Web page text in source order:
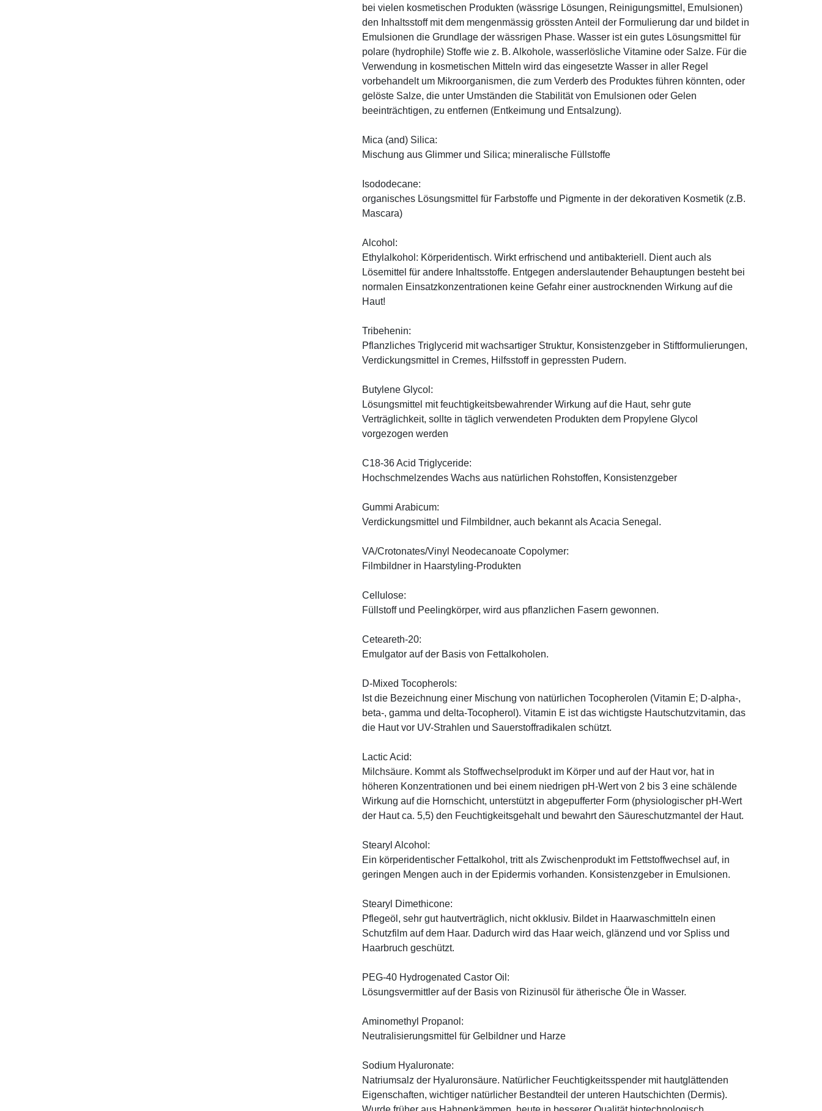
bei vielen kosmetischen Produkten (wässrige Lösungen, Reinigungsmittel, Emulsionen)
den Inhaltsstoff mit dem mengenmässig grössten Anteil der Formulierung dar und bildet in
Emulsionen die Grundlage der wässrigen Phase. Wasser ist ein gutes Lösungsmittel für
polare (hydrophile) Stoffe wie z. B. Alkohole, wasserlösliche Vitamine oder Salze. Für die
Verwendung in kosmetischen Mitteln wird das eingesetzte Wasser in aller Regel
vorbehandelt um Mikroorganismen, die zum Verderb des Produktes führen könnten, oder
gelöste Salze, die unter Umständen die Stabilität von Emulsionen oder Gelen
beeinträchtigen, zu entfernen (Entkeimung und Entsalzung).
Mica (and) Silica:
Mischung aus Glimmer und Silica; mineralische Füllstoffe
Isododecane:
organisches Lösungsmittel für Farbstoffe und Pigmente in der dekorativen Kosmetik (z.B.
Mascara)
Alcohol:
Ethylalkohol: Körperidentisch. Wirkt erfrischend und antibakteriell. Dient auch als
Lösemittel für andere Inhaltsstoffe. Entgegen anderslautender Behauptungen besteht bei
normalen Einsatzkonzentrationen keine Gefahr einer austrocknenden Wirkung auf die
Haut!
Tribehenin:
Pflanzliches Triglycerid mit wachsartiger Struktur, Konsistenzgeber in Stiftformulierungen,
Verdickungsmittel in Cremes, Hilfsstoff in gepressten Pudern.
Butylene Glycol:
Lösungsmittel mit feuchtigkeitsbewahrender Wirkung auf die Haut, sehr gute
Verträglichkeit, sollte in täglich verwendeten Produkten dem Propylene Glycol
vorgezogen werden
C18-36 Acid Triglyceride:
Hochschmelzendes Wachs aus natürlichen Rohstoffen, Konsistenzgeber
Gummi Arabicum:
Verdickungsmittel und Filmbildner, auch bekannt als Acacia Senegal.
VA/Crotonates/Vinyl Neodecanoate Copolymer:
Filmbildner in Haarstyling-Produkten
Cellulose:
Füllstoff und Peelingkörper, wird aus pflanzlichen Fasern gewonnen.
Ceteareth-20:
Emulgator auf der Basis von Fettalkoholen.
D-Mixed Tocopherols:
Ist die Bezeichnung einer Mischung von natürlichen Tocopherolen (Vitamin E; D-alpha-,
beta-, gamma und delta-Tocopherol). Vitamin E ist das wichtigste Hautschutzvitamin, das
die Haut vor UV-Strahlen und Sauerstoffradikalen schützt.
Lactic Acid:
Milchsäure. Kommt als Stoffwechselprodukt im Körper und auf der Haut vor, hat in
höheren Konzentrationen und bei einem niedrigen pH-Wert von 2 bis 3 eine schälende
Wirkung auf die Hornschicht, unterstützt in abgepufferter Form (physiologischer pH-Wert
der Haut ca. 5,5) den Feuchtigkeitsgehalt und bewahrt den Säureschutzmantel der Haut.
Stearyl Alcohol:
Ein körperidentischer Fettalkohol, tritt als Zwischenprodukt im Fettstoffwechsel auf, in
geringen Mengen auch in der Epidermis vorhanden. Konsistenzgeber in Emulsionen.
Stearyl Dimethicone:
Pflegeöl, sehr gut hautverträglich, nicht okklusiv. Bildet in Haarwaschmitteln einen
Schutzfilm auf dem Haar. Dadurch wird das Haar weich, glänzend und vor Spliss und
Haarbruch geschützt.
PEG-40 Hydrogenated Castor Oil:
Lösungsvermittler auf der Basis von Rizinusöl für ätherische Öle in Wasser.
Aminomethyl Propanol:
Neutralisierungsmittel für Gelbildner und Harze
Sodium Hyaluronate:
Natriumsalz der Hyaluronsäure. Natürlicher Feuchtigkeitsspender mit hautglättenden
Eigenschaften, wichtiger natürlicher Bestandteil der unteren Hautschichten (Dermis).